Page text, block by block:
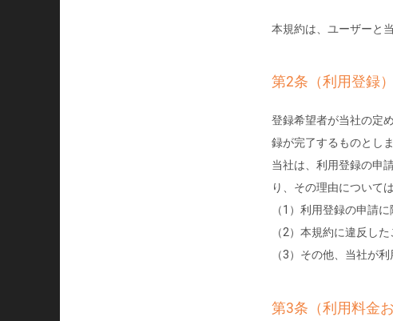
本規約は、ユーザーと
第2条（利用登録）
登録希望者が当社の定
録が完了するものとしま
当社は、利用登録の申
り、その理由について
（1）利用登録の申請
（2）本規約に違反し
（3）その他、当社が
第3条（利用料金